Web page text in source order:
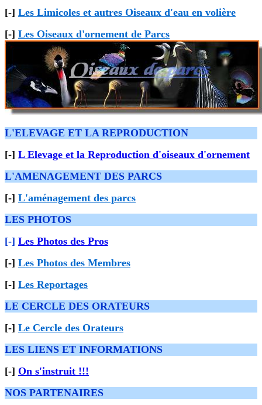
[-] Les Limicoles et autres Oiseaux d'eau en volière
[-] Les Oiseaux d'ornement de Parcs
L'ELEVAGE ET LA REPRODUCTION
[-] L Elevage et la Reproduction d'oiseaux d'ornement
L'AMENAGEMENT DES PARCS
[-] L'aménagement des parcs
LES PHOTOS
[-] Les Photos des Pros
[-] Les Photos des Membres
[-] Les Reportages
LE CERCLE DES ORATEURS
[-] Le Cercle des Orateurs
LES LIENS ET INFORMATIONS
[-] On s'instruit !!!
NOS PARTENAIRES